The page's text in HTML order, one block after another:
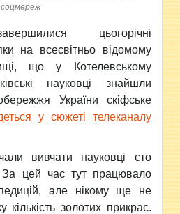
соцмереж
цьогорічні
на всесвітньо відомому
що у Котелевському
науковці знайшли
України скіфське
у сюжеті телеканалу
вивчати науковці сто
За цей час тут працювало
але нікому ще не
кількість золотих прикрас.